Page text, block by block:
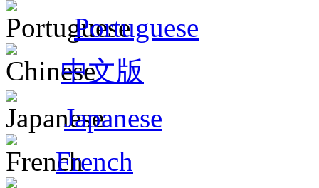
Portuguese
中文版
Japanese
French